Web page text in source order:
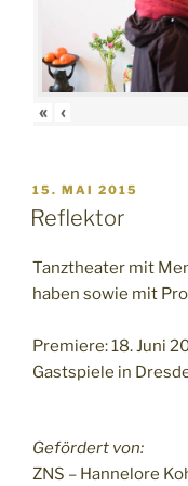
« ‹
VERÖFFENTLICHT
AM
15. MAI 2015
Reflektor
Tanztheater mit
haben sowie mit
Premiere: 18. Juni
Gastspiele in
Gefördert von:
ZNS – Hannelore